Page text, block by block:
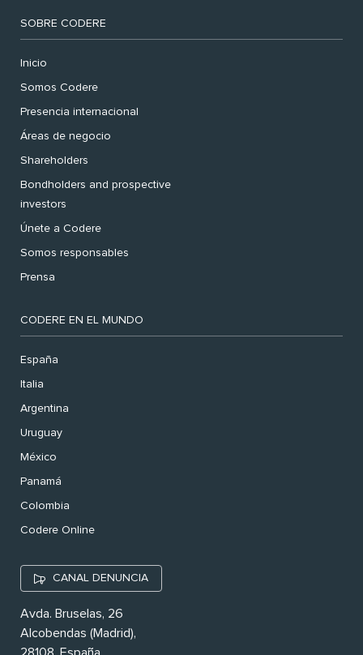
SOBRE CODERE
Inicio
Somos Codere
Presencia internacional
Áreas de negocio
Shareholders
Bondholders and prospective
investors
Únete a Codere
Somos responsables
Prensa
CODERE EN EL MUNDO
España
Italia
Argentina
Uruguay
México
Panamá
Colombia
Codere Online
CANAL DENUNCIA
Avda. Bruselas, 26
Alcobendas (Madrid),
28108. España